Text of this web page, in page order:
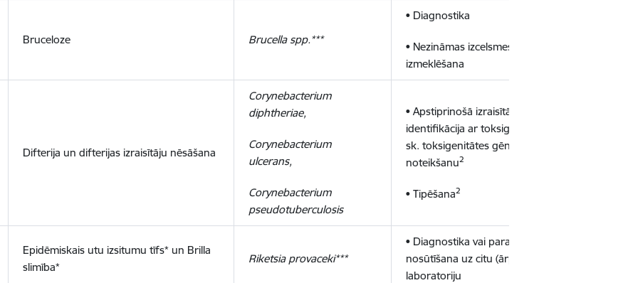
Bruceloze Brucella spp.***
• Diagnostika
• Nezināmas izcelsmes paraugu
izmeklēšana
Difterija un difterijas izraisītāju nēsāšana
Corynebacterium
diphtheriae,
Corynebacterium
ulcerans,
Corynebacterium
pseudotuberculosis
• Apstiprinošā izraisītāja kultūru
identifikācija ar toksigenitātes (t.
sk. toksigenitātes gēna)
noteikšanu2
• Tipēšana2
Epidēmiskais utu izsitumu tīfs* un Brilla
slimība*
Riketsia provaceki***
• Diagnostika vai parauga
nosūtīšana uz citu (ārpus Latvijas)
laboratoriju